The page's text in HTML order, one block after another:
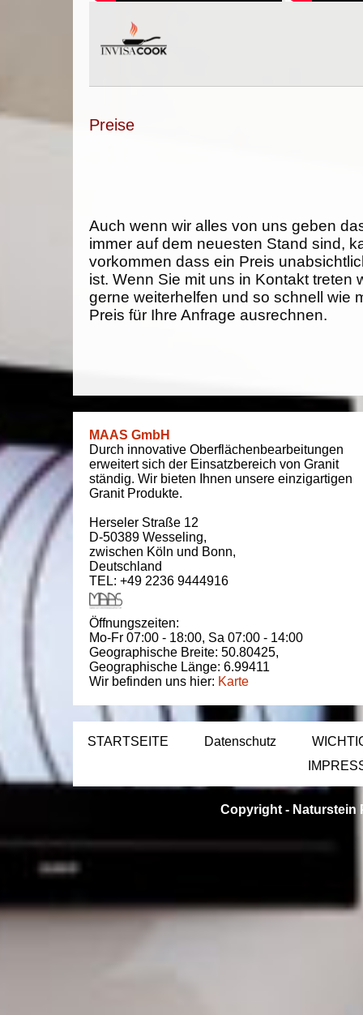
Preise
Auch wenn wir alles von uns geben
immer auf dem neuesten Stand sind,
vorkommen dass ein Preis
ist. Wenn Sie mit uns in Kontakt treten
gerne weiterhelfen und so schnell wie
Preis für Ihre Anfrage ausrechnen.
MAAS GmbH
Durch innovative Oberflächenbearbeitungen
erweitert sich der Einsatzbereich von Granit
ständig. Wir bieten Ihnen unsere einzigartigen
Granit Produkte.
Herseler Straße 12
D-50389 Wesseling,
zwischen Köln und Bonn,
Deutschland
TEL: +49 2236 9444916
Öffnungszeiten:
Mo-Fr 07:00 - 18:00, Sa 07:00 - 14:00
Geographische Breite: 50.80425,
Geographische Länge: 6.99411
Wir befinden uns hier: Karte
STARTSEITE Datenschutz
Copyright - Naturstein